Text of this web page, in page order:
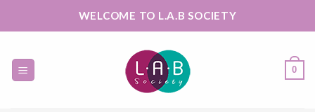
WELCOME TO L.A.B SOCIETY
0